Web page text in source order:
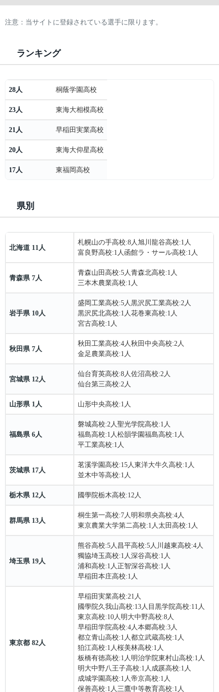
注意：当サイトに登録されている選手に限ります。
ランキング
28人 桐蔭学園高校
23人 東海大相模高校
21人 早稲田実業高校
20人 東海大仰星高校
17人 東福岡高校
県別
北海道 11人
札幌山の手高校:8人旭川龍谷高校:1人
富良野高校:1人 函館ラ・サール高校:1人
青森県 7人
青森山田高校:5人青森北高校:1人
三本木農業高校:1人
岩手県 10人
盛岡工業高校:5人黒沢尻工業高校:2人
黒沢尻北高校:1人花巻東高校:1人
宮古高校:1人
秋田県 7人
秋田工業高校:4人秋田中央高校:2人
金足農業高校:1人
宮城県 12人
仙台育英高校:8人佐沼高校:2人
仙台第三高校:2人
山形県 1人 山形中央高校:1人
福島県 6人
磐城高校:2人聖光学院高校:1人
福島高校:1人松韻学園福島高校:1人
平工業高校:1人
茨城県 17人
茗溪学園高校:15人東洋大牛久高校:1人
並木中等高校:1人
栃木県 12人 國學院栃木高校:12人
群馬県 13人
桐生第一高校:7人 明和県央高校:4人
東京農業大学第二高校:1人 太田高校:1人
埼玉県 19人
熊谷高校:5人 昌平高校:5人 川越東高校:4人
獨協埼玉高校:1人深谷高校:1人
浦和高校:1人正智深谷高校:1人
早稲田本庄高校:1人
東京都 82人
早稲田実業高校:21人
國學院久我山高校:13人 目黒学院高校:11人
東京高校:10人 明大中野高校:8人
早稲田学院高校:4人本郷高校:3人
都立青山高校:1人都立武蔵高校:1人
狛江高校:1人桜美林高校:1人
板橋有徳高校:1人 明治学院東村山高校:1人
明大中野八王子高校:1人 成蹊高校:1人
成城学園高校:1人帝京高校:1人
保善高校:1人 三鷹中等教育高校:1人